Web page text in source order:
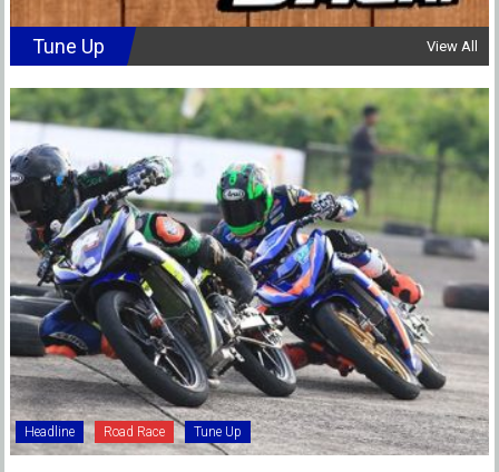
Tune Up View All
Headline Road Race Tune Up